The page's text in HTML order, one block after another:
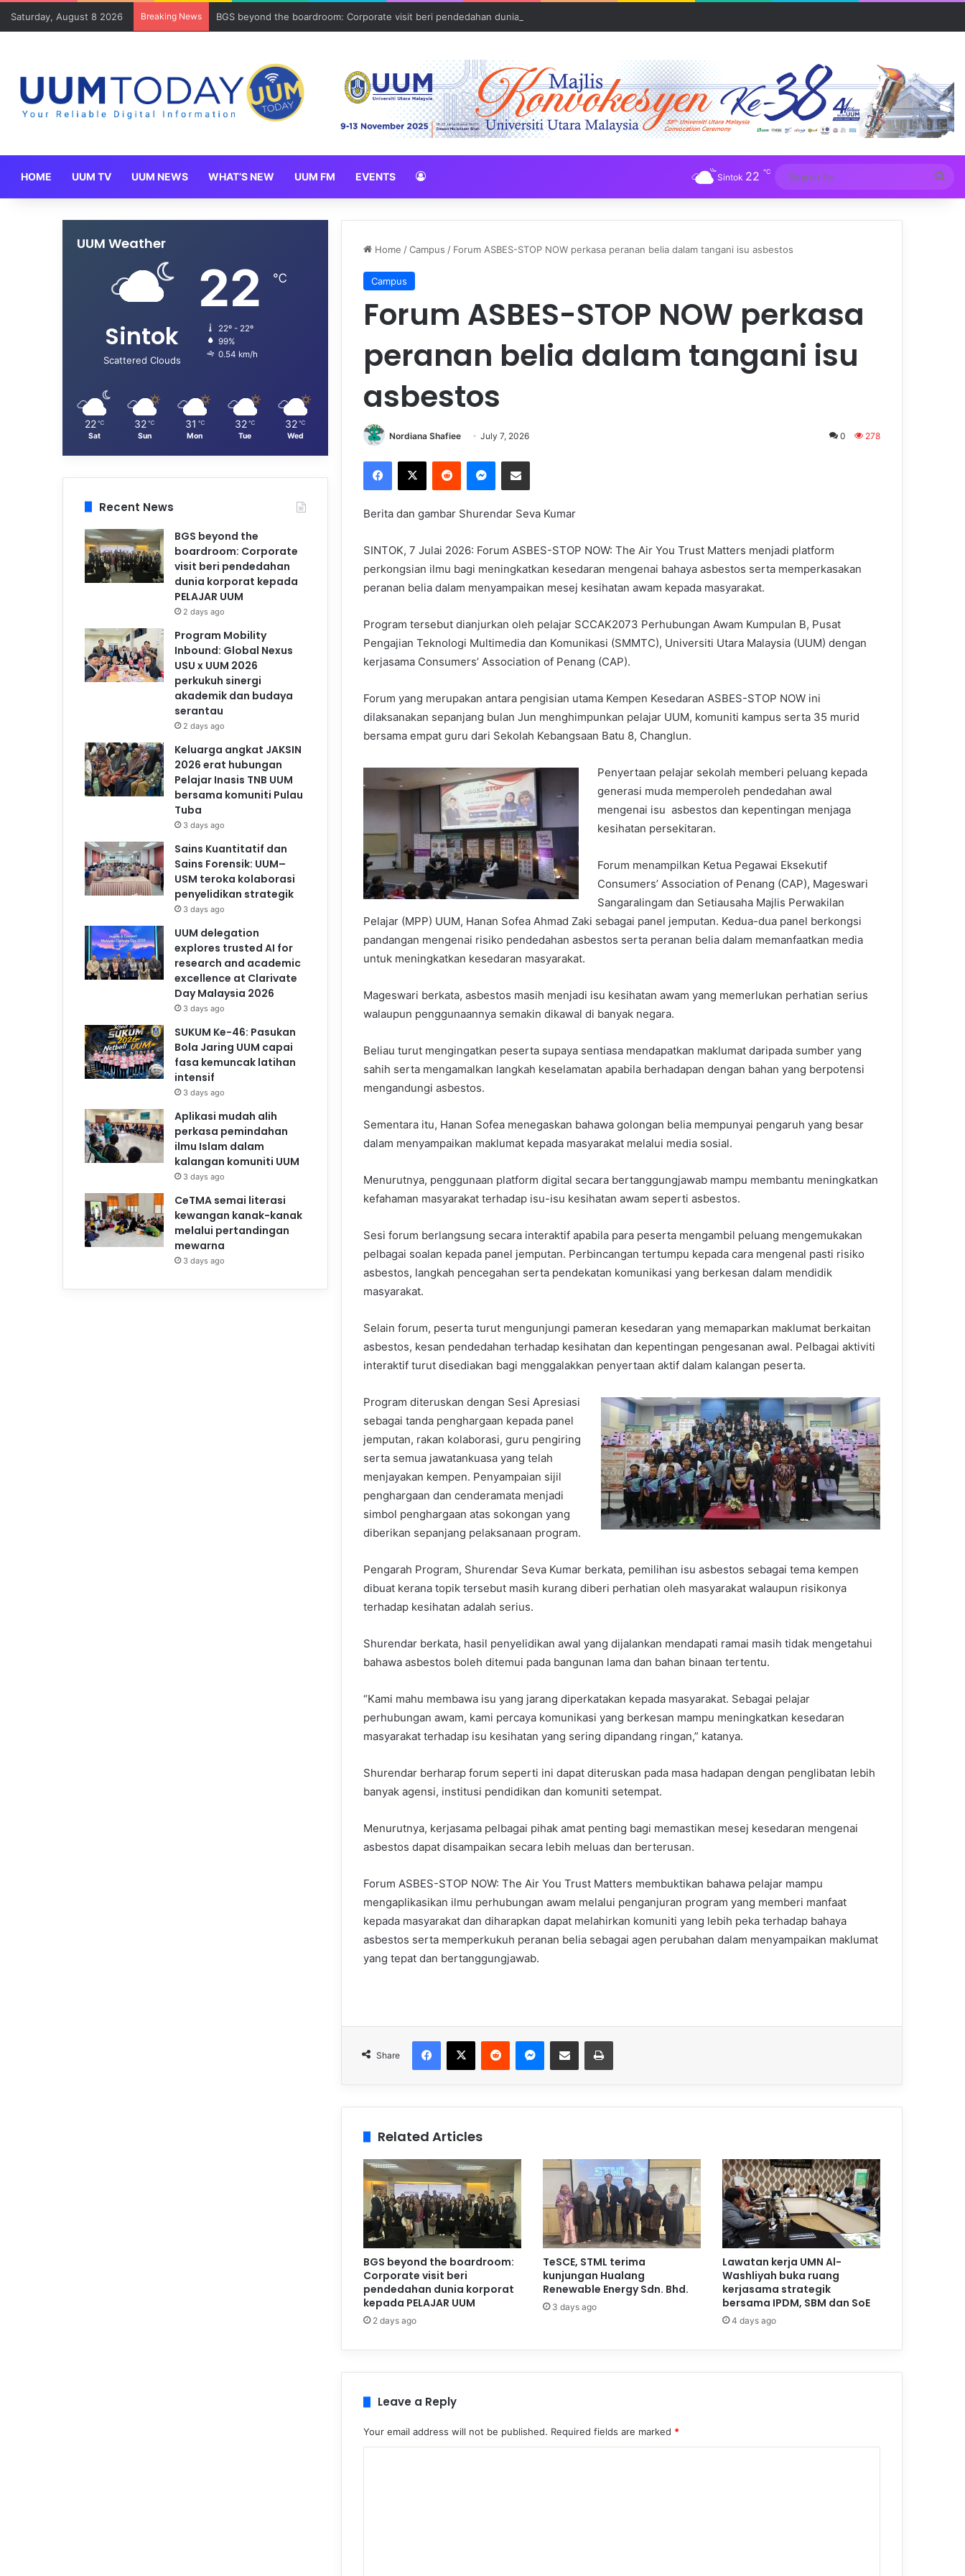
Saturday, August 8 2026 Breaking News BGS beyond the boardroom: Corporate visit beri pendedahan dunia korporat kepada PELAJAR UUM
HOME UUM TV UUM NEWS WHAT’S NEW UUM FM EVENTS Sintok 22 ℃
for
Home /Campus / Forum ASBES-STOP NOW perkasa peranan belia dalam tangani isu asbestos
Campus
Forum ASBES-STOP NOW perkasa
peranan belia dalam tangani isu
asbestos
Nordiana Shafiee July 7, 2026 0 278
Berita dan gambar Shurendar Seva Kumar
SINTOK, 7 Julai 2026: Forum ASBES-STOP NOW: The Air You Trust Matters menjadi platform
perkongsian ilmu bagi meningkatkan kesedaran mengenai bahaya asbestos serta memperkasakan
peranan belia dalam menyampaikan mesej kesihatan awam kepada masyarakat.
Program tersebut dianjurkan oleh pelajar SCCAK2073 Perhubungan Awam Kumpulan B, Pusat
Pengajian Teknologi Multimedia dan Komunikasi (SMMTC), Universiti Utara Malaysia (UUM) dengan
kerjasama Consumers’ Association of Penang (CAP).
Forum yang merupakan antara pengisian utama Kempen Kesedaran ASBES-STOP NOW ini
dilaksanakan sepanjang bulan Jun menghimpunkan pelajar UUM, komuniti kampus serta 35 murid
bersama empat guru dari Sekolah Kebangsaan Batu 8, Changlun.
Penyertaan pelajar sekolah memberi peluang kepada
generasi muda memperoleh pendedahan awal
mengenai isu asbestos dan kepentingan menjaga
kesihatan persekitaran.
Forum menampilkan Ketua Pegawai Eksekutif
Consumers’ Association of Penang (CAP), Mageswari
Sangaralingam dan Setiausaha Majlis Perwakilan
Pelajar (MPP) UUM, Hanan Sofea Ahmad Zaki sebagai panel jemputan. Kedua-dua panel berkongsi
pandangan mengenai risiko pendedahan asbestos serta peranan belia dalam memanfaatkan media
untuk meningkatkan kesedaran masyarakat.
Mageswari berkata, asbestos masih menjadi isu kesihatan awam yang memerlukan perhatian serius
walaupun penggunaannya semakin dikawal di banyak negara.
Beliau turut mengingatkan peserta supaya sentiasa mendapatkan maklumat daripada sumber yang
sahih serta mengamalkan langkah keselamatan apabila berhadapan dengan bahan yang berpotensi
mengandungi asbestos.
Sementara itu, Hanan Sofea menegaskan bahawa golongan belia mempunyai pengaruh yang besar
dalam menyampaikan maklumat kepada masyarakat melalui media sosial.
Menurutnya, penggunaan platform digital secara bertanggungjawab mampu membantu meningkatkan
kefahaman masyarakat terhadap isu-isu kesihatan awam seperti asbestos.
Sesi forum berlangsung secara interaktif apabila para peserta mengambil peluang mengemukakan
pelbagai soalan kepada panel jemputan. Perbincangan tertumpu kepada cara mengenal pasti risiko
asbestos, langkah pencegahan serta pendekatan komunikasi yang berkesan dalam mendidik
masyarakat.
Selain forum, peserta turut mengunjungi pameran kesedaran yang memaparkan maklumat berkaitan
asbestos, kesan pendedahan terhadap kesihatan dan kepentingan pengesanan awal. Pelbagai aktiviti
interaktif turut disediakan bagi menggalakkan penyertaan aktif dalam kalangan peserta.
Program diteruskan dengan Sesi Apresiasi
sebagai tanda penghargaan kepada panel
jemputan, rakan kolaborasi, guru pengiring
serta semua jawatankuasa yang telah
menjayakan kempen. Penyampaian sijil
penghargaan dan cenderamata menjadi
simbol penghargaan atas sokongan yang
diberikan sepanjang pelaksanaan program.
Pengarah Program, Shurendar Seva Kumar berkata, pemilihan isu asbestos sebagai tema kempen
dibuat kerana topik tersebut masih kurang diberi perhatian oleh masyarakat walaupun risikonya
terhadap kesihatan adalah serius.
Shurendar berkata, hasil penyelidikan awal yang dijalankan mendapati ramai masih tidak mengetahui
bahawa asbestos boleh ditemui pada bangunan lama dan bahan binaan tertentu.
“Kami mahu membawa isu yang jarang diperkatakan kepada masyarakat. Sebagai pelajar
perhubungan awam, kami percaya komunikasi yang berkesan mampu meningkatkan kesedaran
masyarakat terhadap isu kesihatan yang sering dipandang ringan,” katanya.
Shurendar berharap forum seperti ini dapat diteruskan pada masa hadapan dengan penglibatan lebih
banyak agensi, institusi pendidikan dan komuniti setempat.
Menurutnya, kerjasama pelbagai pihak amat penting bagi memastikan mesej kesedaran mengenai
asbestos dapat disampaikan secara lebih meluas dan berterusan.
Forum ASBES-STOP NOW: The Air You Trust Matters membuktikan bahawa pelajar mampu
mengaplikasikan ilmu perhubungan awam melalui penganjuran program yang memberi manfaat
kepada masyarakat dan diharapkan dapat melahirkan komuniti yang lebih peka terhadap bahaya
asbestos serta memperkukuh peranan belia sebagai agen perubahan dalam menyampaikan maklumat
yang tepat dan bertanggungjawab.
Share
Related Articles
BGS beyond the boardroom:
Corporate visit beri
pendedahan dunia korporat
kepada PELAJAR UUM
2 days ago
TeSCE, STML terima
kunjungan Hualang
Renewable Energy Sdn. Bhd.
3 days ago
Lawatan kerja UMN Al-
Washliyah buka ruang
kerjasama strategik
bersama IPDM, SBM dan SoE
4 days ago
Leave a Reply
Your email address will not be published. Required fields are marked *
UUM Weather
Sintok
Scattered Clouds
22 ℃
22º - 22º
99%
0.54 km/h
22 ℃
Sat
32 ℃
Sun
31 ℃
Mon
32 ℃
Tue
32 ℃
Wed
Recent News
BGS beyond the
boardroom: Corporate
visit beri pendedahan
dunia korporat kepada
PELAJAR UUM
2 days ago
Program Mobility
Inbound: Global Nexus
USU x UUM 2026
perkukuh sinergi
akademik dan budaya
serantau
2 days ago
Keluarga angkat JAKSIN
2026 erat hubungan
Pelajar Inasis TNB UUM
bersama komuniti Pulau
Tuba
3 days ago
Sains Kuantitatif dan
Sains Forensik: UUM–
USM teroka kolaborasi
penyelidikan strategik
3 days ago
UUM delegation
explores trusted AI for
research and academic
excellence at Clarivate
Day Malaysia 2026
3 days ago
SUKUM Ke-46: Pasukan
Bola Jaring UUM capai
fasa kemuncak latihan
intensif
3 days ago
Aplikasi mudah alih
perkasa pemindahan
ilmu Islam dalam
kalangan komuniti UUM
3 days ago
CeTMA semai literasi
kewangan kanak-kanak
melalui pertandingan
mewarna
3 days ago